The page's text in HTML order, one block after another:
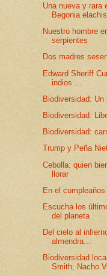
Una nueva y rara
Begonia
Nuestro hombre
serpientes
Dos madres
Edward Sheriff
indios ...
Biodiversidad: Un
Biodiversidad:
Biodiversidad:
Trump y Peña
Cebolla: quien
llorar
En el
Escucha los
del planeta
Del cielo al
almendra...
Biodiversidad
Smith, Nacho